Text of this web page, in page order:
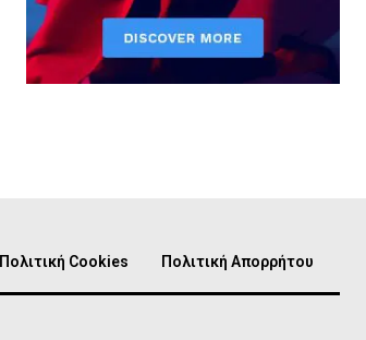
Πολιτική Cookies Πολιτική Απορρήτου